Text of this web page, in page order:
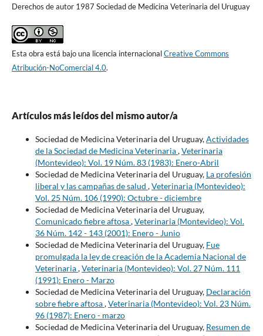
Derechos de autor 1987 Sociedad de Medicina Veterinaria del Uruguay
Esta obra está bajo una licencia internacionalCreative Commons
Atribución-NoComercial 4.0.
Artículos más leídos del mismo autor/a
Sociedad de Medicina Veterinaria del Uruguay,Actividades
de la Sociedad de Medicina Veterinaria,Veterinaria
(Montevideo): Vol. 19 Núm. 83 (1983): Enero-Abril
Sociedad de Medicina Veterinaria del Uruguay, La profesión
liberal y las campañas de salud ,Veterinaria (Montevideo):
Vol. 25 Núm. 106 (1990): Octubre - diciembre
Sociedad de Medicina Veterinaria del Uruguay,
Comunicado fiebre aftosa,Veterinaria (Montevideo): Vol.
36 Núm. 142 - 143 (2001): Enero - Junio
Sociedad de Medicina Veterinaria del Uruguay, Fue
promulgada la ley de creación de la Academia Nacional de
Veterinaria,Veterinaria (Montevideo): Vol. 27 Núm. 111
(1991): Enero - Marzo
Sociedad de Medicina Veterinaria del Uruguay, Declaración
sobre fiebre aftosa,Veterinaria (Montevideo): Vol. 23 Núm.
96 (1987): Enero - marzo
Sociedad de Medicina Veterinaria del Uruguay, Resumen de